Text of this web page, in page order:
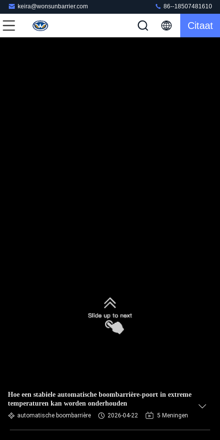
keira@wonsunbarrier.com 86--18507481610
Citaat
Hoe een stabiele automatische boombarrière-poort in extreme
temperaturen kan worden onderhouden
automatische boombarrière 2026-04-22 5 Meningen